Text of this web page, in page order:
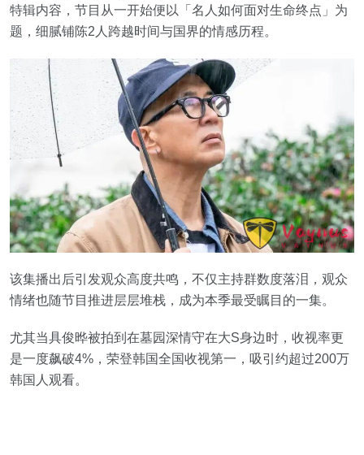
特辑内容，节目从一开始便以「名人如何面对生命终点」为
题，细腻铺陈2人跨越时间与国界的情感历程。
该集播出后引发观众高度共鸣，不仅主持群数度落泪，观众
情绪也随节目推进层层堆栈，成为本季最受瞩目的一集。
尤其当具俊晔被拍到在墓园深情守在大S身边时，收视率更
是一度飙破4%，荣登韩国全国收视第一，吸引约超过200万
韩国人观看。